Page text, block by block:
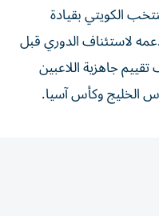
الكويتي بقيادة
لاستئناف الدوري قبل
جاهزية اللاعبين
الخليج وكأس آسيا.